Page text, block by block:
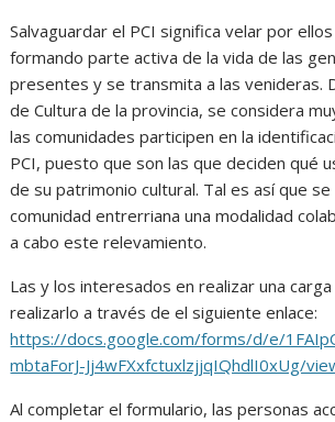
Salvaguardar el PCI significa velar por
formando parte activa de la vida de las
presentes y se transmita a las venideras.
de Cultura de la provincia, se considera
las comunidades participen en la
PCI, puesto que son las que deciden qué
de su patrimonio cultural. Tal es así que
comunidad entrerriana una modalidad
a cabo este relevamiento.
Las y los interesados en realizar una
realizarlo a través de el siguiente enlace:
https://docs.google.com/forms/d/e/
mbtaForJ-Jj4wFXxfctuxlzjjqIQhdlI0xUg/
Al completar el formulario, las personas